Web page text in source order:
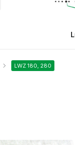
LWZ 180, 280